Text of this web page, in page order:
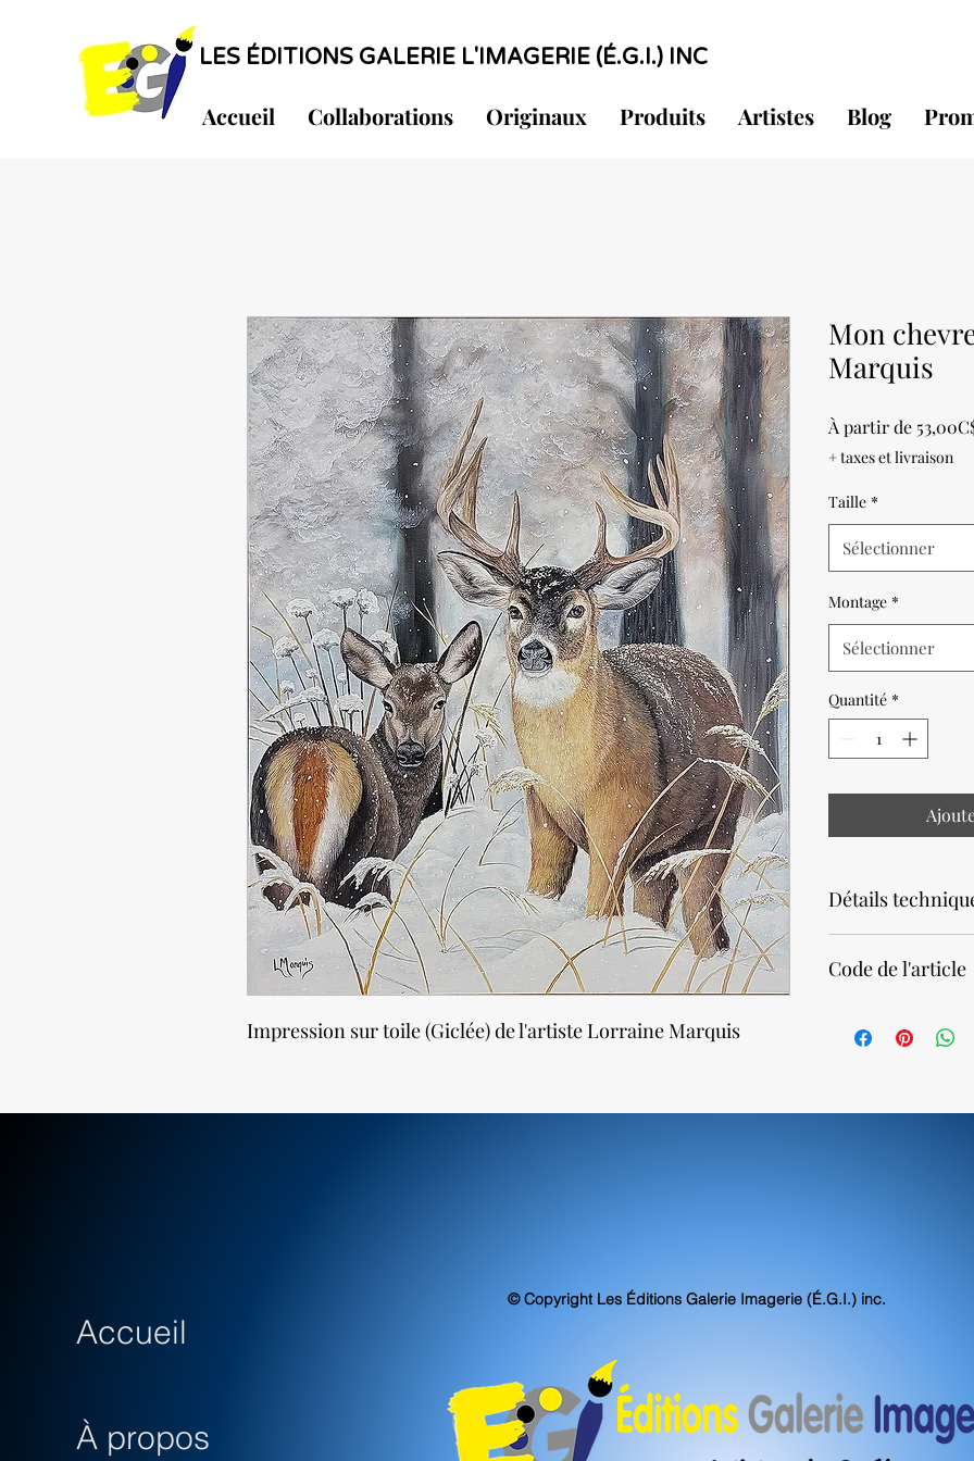
LES ÉDITIONS GALERIE L'IMAGERIE (É.G.I.) INC
Accueil Collaborations Originaux Produits Artistes Blog
Impression sur toile (Giclée) de l'artiste Lorraine Marquis
Mon
Marquis
À partir de
+ taxes et livraison
Taille *
Sélectionner
Montage *
Sélectionner
Quantité *
Détails
Prévoir un délai de 2
d'archivabilité et de
Code de l'article
Accueil
À propos
© Copyright Les Éditions Galerie Imagerie (É.G.I.) inc.